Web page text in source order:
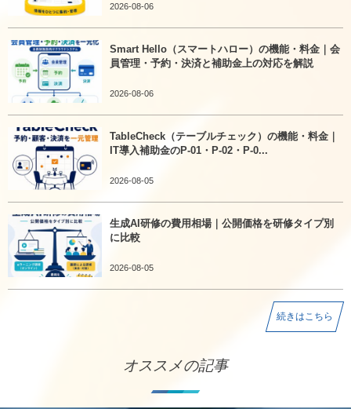
2026-08-06
Smart Hello（スマートハロー）の機能・料金｜会
員管理・予約・決済と補助金上の対応を解説
2026-08-06
TableCheck（テーブルチェック）の機能・料金｜
IT導入補助金のP-01・P-02・P-0...
2026-08-05
生成AI研修の費用相場｜公開価格を研修タイプ別
に比較
2026-08-05
続きはこちら
オススメの記事